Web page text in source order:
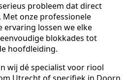
probleem dat direct
onze professionele
lossen we elke
blokkades tot
hoofdleiding.
wij dé specialist voor riool